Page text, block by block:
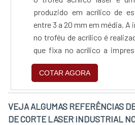
produzido em acrílico de
entre 3 a 20 mm em média. A
no troféu de acrílico é
que fixa no acrílico a
layout da premiação do
diversas premiações,
entidades comerciais de
para funcionário do ano,
de forma externa como
COTAR AGORA
VEJA ALGUMAS REFERÊNCIAS
DE CORTE LASER INDUSTRIAL